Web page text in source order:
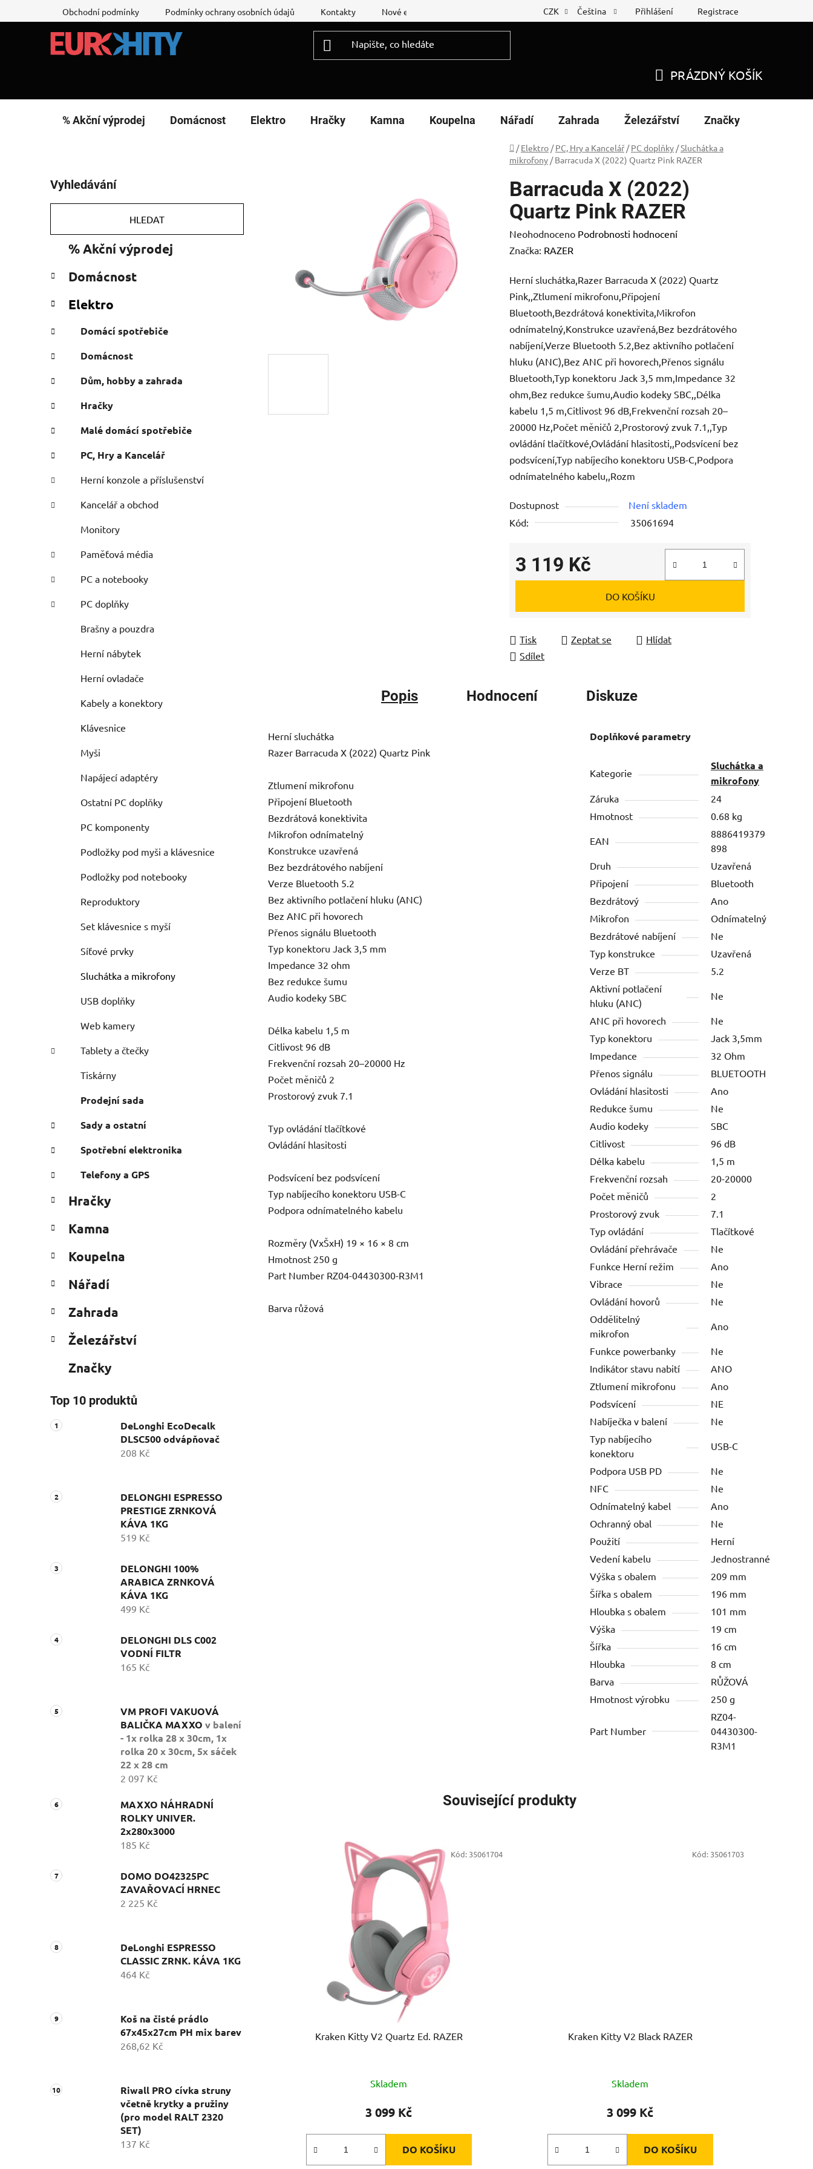
na
Obchodní podmínky Podmínky ochrany osobních údajů Kontakty Nové energetické štítky Reklamační list Nákup na splátky
CZK Čeština Přihlášení Registrace
KOŠÍK
PRÁZDNÝ KOŠÍK
% Akční výprodej Domácnost Elektro Hračky Kamna Koupelna Nářadí Zahrada Železářství Značky
Domů
/ Elektro / PC, Hry a Kancelář / PC doplňky /Sluchátka a
mikrofony / Barracuda X (2022) Quartz Pink RAZER
o
s
r
n
í
a
e
l
Vyhledávání
HLEDAT
kategorie
e
o
i
% Akční výprodej
Domácnost
Elektro
Domácí spotřebiče
Domácnost
Dům, hobby a zahrada
Hračky
Malé domácí spotřebiče
PC, Hry a Kancelář
Herní konzole a příslušenství
Kancelář a obchod
Monitory
Paměťová média
PC a notebooky
PC doplňky
Brašny a pouzdra
Herní nábytek
Herní ovladače
Kabely a konektory
Klávesnice
Myši
Napájecí adaptéry
Ostatní PC doplňky
PC komponenty
Podložky pod myši a klávesnice
Podložky pod notebooky
Reproduktory
Set klávesnice s myší
Síťové prvky
Sluchátka a mikrofony
USB doplňky
Web kamery
Tablety a čtečky
Tiskárny
Prodejní sada
Sady a ostatní
Spotřební elektronika
Telefony a GPS
Hračky
Kamna
Koupelna
Nářadí
Zahrada
Železářství
Značky
Top 10 produktů
DeLonghi EcoDecalk
DLSC500 odvápňovač
208 Kč
DELONGHI ESPRESSO
PRESTIGE ZRNKOVÁ
KÁVA 1KG
519 Kč
DELONGHI 100%
ARABICA ZRNKOVÁ
KÁVA 1KG
499 Kč
DELONGHI DLS C002
VODNÍ FILTR
165 Kč
VM PROFI VAKUOVÁ
BALIČKA MAXXO v balení
- 1x rolka 28 x 30cm, 1x
rolka 20 x 30cm, 5x sáček
22 x 28 cm
2 097 Kč
MAXXO NÁHRADNÍ
ROLKY UNIVER.
2x280x3000
185 Kč
DOMO DO42325PC
ZAVAŘOVACÍ HRNEC
2 225 Kč
DeLonghi ESPRESSO
CLASSIC ZRNK. KÁVA 1KG
464 Kč
Koš na čisté prádlo
67x45x27cm PH mix barev
268,62 Kč
Riwall PRO cívka struny
včetně krytky a pružiny
(pro model RALT 2320
SET)
137 Kč
Barracuda X (2022)
Quartz Pink RAZER
Průměrné
hodnocení
je
0,0
z
5
hvězdiček.
Neohodnoceno Podrobnosti hodnocení
Značka: RAZER
Herní sluchátka,Razer Barracuda X (2022) Quartz
Pink,,Ztlumení mikrofonu,Připojení
Bluetooth,Bezdrátová konektivita,Mikrofon
odnímatelný,Konstrukce uzavřená,Bez bezdrátového
nabíjení,Verze Bluetooth 5.2,Bez aktivního potlačení
hluku (ANC),Bez ANC při hovorech,Přenos signálu
Bluetooth,Typ konektoru Jack 3,5 mm,Impedance 32
ohm,Bez redukce šumu,Audio kodeky SBC,,Délka
kabelu 1,5 m,Citlivost 96 dB,Frekvenční rozsah 20–
20000 Hz,Počet měničů 2,Prostorový zvuk 7.1,,Typ
ovládání tlačítkové,Ovládání hlasitosti,,Podsvícení bez
podsvícení,Typ nabíjecího konektoru USB-C,Podpora
odnímatelného kabelu,,Rozm
Dostupnost
Není skladem
Kód:
35061694
3 119 Kč
Měrná cena:
DO KOŠÍKU
Tisk Zeptat se
Hlídat
Sdílet
Popis Hodnocení Diskuze
Herní sluchátka
Razer Barracuda X (2022) Quartz Pink
Ztlumení mikrofonu
Připojení Bluetooth
Bezdrátová konektivita
Mikrofon odnímatelný
Konstrukce uzavřená
Bez bezdrátového nabíjení
Verze Bluetooth 5.2
Bez aktivního potlačení hluku (ANC)
Bez ANC při hovorech
Přenos signálu Bluetooth
Typ konektoru Jack 3,5 mm
Impedance 32 ohm
Bez redukce šumu
Audio kodeky SBC
Délka kabelu 1,5 m
Citlivost 96 dB
Frekvenční rozsah 20–20000 Hz
Počet měničů 2
Prostorový zvuk 7.1
Typ ovládání tlačítkové
Ovládání hlasitosti
Podsvícení bez podsvícení
Typ nabíjecího konektoru USB-C
Podpora odnímatelného kabelu
Rozměry (VxŠxH) 19 × 16 × 8 cm
Hmotnost 250 g
Part Number RZ04-04430300-R3M1
Barva růžová
Doplňkové parametry
Kategorie
Sluchátka a
mikrofony
Záruka
24
Hmotnost
0.68 kg
EAN
8886419379
898
Druh
Uzavřená
Připojení
Bluetooth
Bezdrátový
Ano
Mikrofon
Odnímatelný
Bezdrátové nabíjení
Ne
Typ konstrukce
Uzavřená
Verze BT
5.2
Aktivní potlačení
hluku (ANC)
Ne
ANC při hovorech
Ne
Typ konektoru
Jack 3,5mm
Impedance
32 Ohm
Přenos signálu
BLUETOOTH
Ovládání hlasitosti
Ano
Redukce šumu
Ne
Audio kodeky
SBC
Citlivost
96 dB
Délka kabelu
1,5 m
Frekvenční rozsah
20-20000
Počet měničů
2
Prostorový zvuk
7.1
Typ ovládání
Tlačítkové
Ovládání přehrávače
Ne
Funkce Herní režim
Ano
Vibrace
Ne
Ovládání hovorů
Ne
Oddělitelný
mikrofon
Ano
Funkce powerbanky
Ne
Indikátor stavu nabití
ANO
Ztlumení mikrofonu
Ano
Podsvícení
NE
Nabíječka v balení
Ne
Typ nabíjecího
konektoru
USB-C
Podpora USB PD
Ne
NFC
Ne
Odnímatelný kabel
Ano
Ochranný obal
Ne
Použití
Herní
Vedení kabelu
Jednostranné
Výška s obalem
209 mm
Šířka s obalem
196 mm
Hloubka s obalem
101 mm
Výška
19 cm
Šířka
16 cm
Hloubka
8 cm
Barva
RŮŽOVÁ
Hmotnost výrobku
250 g
Part Number
RZ04-
04430300-
R3M1
Související produkty
Kraken Kitty V2 Quartz Ed. RAZER
Skladem
3 099 Kč
DO KOŠÍKU
Kód: 35061704
Kraken Kitty V2 Black RAZER
Skladem
3 099 Kč
DO KOŠÍKU
Kód: 35061703